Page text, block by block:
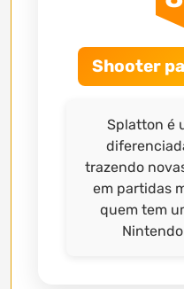
Shooter
Splatton é
trazendo
em partidas
quem tem